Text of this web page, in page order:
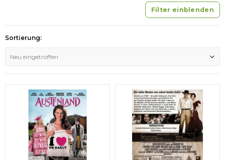
Filter einblenden
Sortierung:
Neu eingetroffen